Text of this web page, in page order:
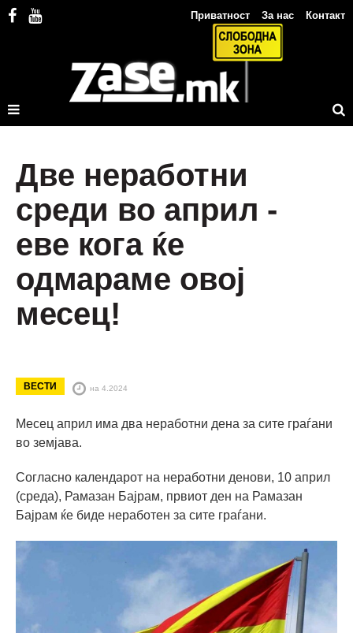
Приватност За нас Контакт
Две неработни
среди во април -
еве кога ќе
одмараме овој
месец!
ВЕСТИ на 4.2024
Месец април има два неработни дена за сите граѓани
во земјава.
Согласно календарот на неработни денови, 10 април
(среда), Рамазан Бајрам, првиот ден на Рамазан
Бајрам ќе биде неработен за сите граѓани.